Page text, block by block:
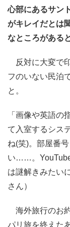
心部にあるサン
がキレイだとは
なところがある
反対に大変で
フのいない民泊
と。
「画像や英語の
て入室するシス
ね(笑)。部屋番
い……。YouTube
は謎解きみたい
さん）
海外旅行のお
パリ旅を終えた